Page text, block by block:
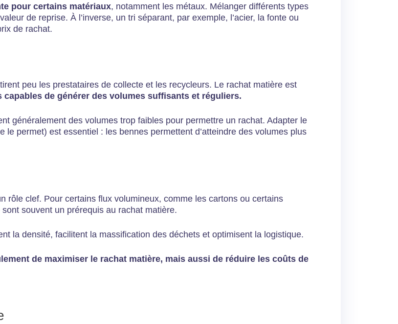
pour certains matériaux, notamment les métaux. Mélanger différents types
de reprise. À l’inverse, un tri séparant, par exemple, l’acier, la fonte ou
de rachat.
peu les prestataires de collecte et les recycleurs. Le rachat matière est
capables de générer des volumes suffisants et réguliers.
généralement des volumes trop faibles pour permettre un rachat. Adapter le
le permet) est essentiel : les bennes permettent d’atteindre des volumes plus
rôle clef. Pour certains flux volumineux, comme les cartons ou certains
souvent un prérequis au rachat matière.
la densité, facilitent la massification des déchets et optimisent la logistique.
de maximiser le rachat matière, mais aussi de réduire les coûts de